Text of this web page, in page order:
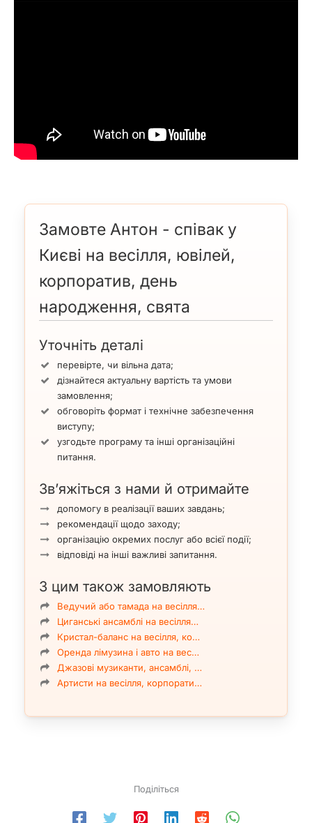
Замовте Антон - співак у
Києві на весілля, ювілей,
корпоратив, день
народження, свята
Уточніть деталі
перевірте, чи вільна дата;
дізнайтеся актуальну вартість та умови
замовлення;
обговоріть формат і технічне забезпечення
виступу;
узгодьте програму та інші організаційні
питання.
Зв’яжіться з нами й отримайте
допомогу в реалізації ваших завдань;
рекомендації щодо заходу;
організацію окремих послуг або всієї події;
відповіді на інші важливі запитання.
З цим також замовляють
Ведучий або тамада на весілля…
Циганські ансамблі на весілля…
Кристал-баланс на весілля, ко…
Оренда лімузина і авто на вес…
Джазові музиканти, ансамблі, …
Артисти на весілля, корпорати…
Поділіться